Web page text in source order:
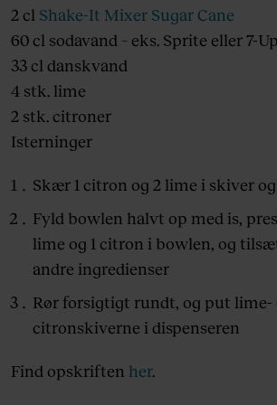
2 cl Shake-It Mixer Sugar Cane
60 cl sodavand – eks. Sprite eller 7-Up
33 cl danskvand
4 stk. lime
2 stk. citroner
Isterninger
Skær 1 citron og 2 lime i skiver
Fyld bowlen halvt op med is,
lime og 1 citron i bowlen, og
andre ingredienser
Rør forsigtigt rundt, og put lime-
citronskiverne i dispenseren
Find opskriften her.